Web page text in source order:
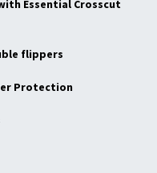
Essential Crosscut
flippers
Protection